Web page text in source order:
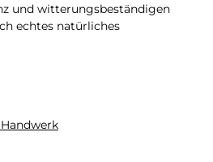
und witterungsbeständigen
echtes natürliches